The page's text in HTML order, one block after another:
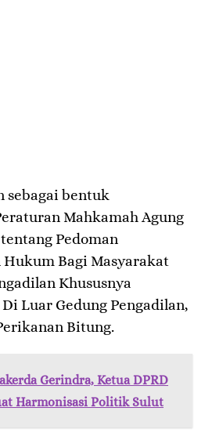
sebagai bentuk
Mahkamah Agung
tentang Pedoman
Bagi Masyarakat
Khususnya
Luar Gedung Pengadilan,
Bitung.
Gerindra, Ketua DPRD
Harmonisasi Politik Sulut